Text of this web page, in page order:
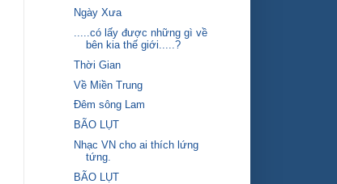
Ngày Xưa
.....có lấy được những gì về
bên kia thế giới.....?
Thời Gian
Về Miền Trung
Đêm sông Lam
BÃO LỤT
Nhạc VN cho ai thích lứng
tứng.
BÃO LỤT